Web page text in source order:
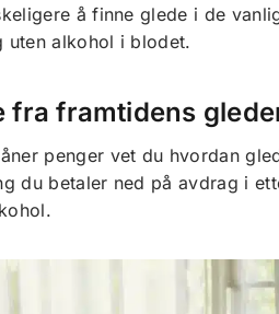
å finne glede i de
uten alkohol i blodet.
fra framtidens
penger vet du hvordan
du betaler ned på avdrag i